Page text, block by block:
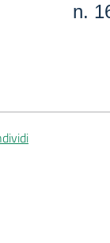
n.